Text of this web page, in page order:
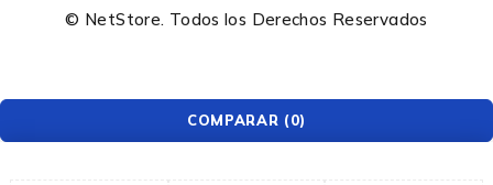
© NetStore. Todos los Derechos Reservados
COMPARAR (0)